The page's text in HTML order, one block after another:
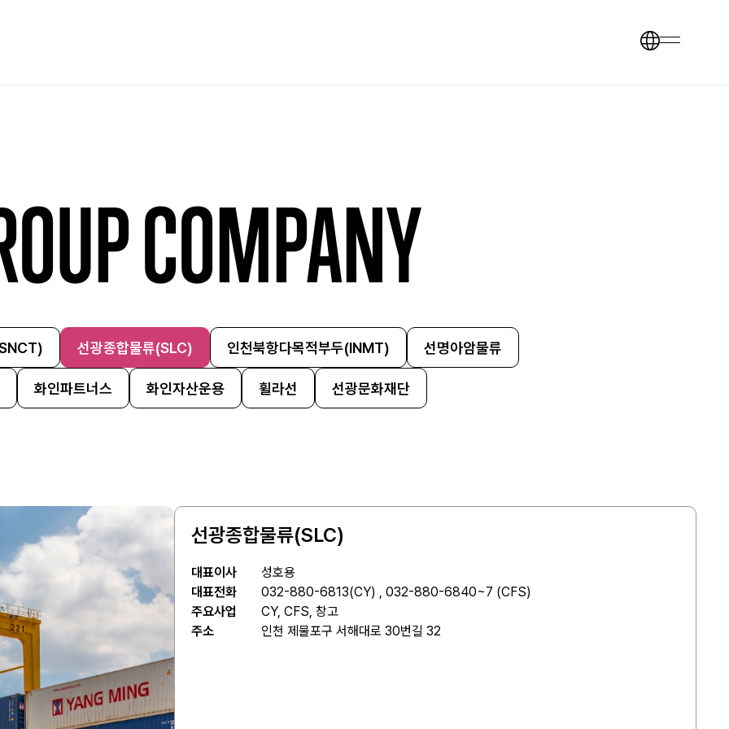
COMPANY
선광종합물류(SLC) 인천북항다목적부두(INMT) 선명아암물류
화인파트너스 화인자산운용 휠라선 선광문화재단
선광종합물류(SLC)
대표이사
성호용
대표전화
032-880-6813(CY) , 032-880-6840~7 (CFS)
주요사업
CY, CFS, 창고
주소
인천 제물포구 서해대로 30번길 32